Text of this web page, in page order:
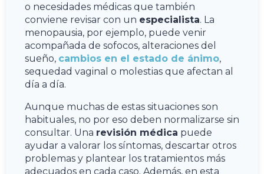
o necesidades médicas que también
conviene revisar con un especialista. La
menopausia, por ejemplo, puede venir
acompañada de sofocos, alteraciones del
sueño, cambios en el estado de ánimo,
sequedad vaginal o molestias que afectan al
día a día.
Aunque muchas de estas situaciones son
habituales, no por eso deben normalizarse sin
consultar. Una revisión médica puede
ayudar a valorar los síntomas, descartar otros
problemas y plantear los tratamientos más
adecuados en cada caso. Además, en esta